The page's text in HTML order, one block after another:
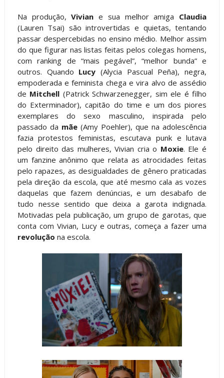
Na produção,Viviane sua melhor amiga Claudia
(Lauren Tsai) são introvertidas e quietas, tentando
passar despercebidas no ensino médio. Melhor assim
do que figurar nas listas feitas pelos colegas homens,
com ranking de “mais pegável”, “melhor bunda” e
outros. Quando Lucy (Alycia Pascual Peña), negra,
empoderada e feminista chega e vira alvo de assédio
de Mitchell (Patrick Schwarzenegger, sim ele é filho
do Exterminador), capitão do time e um dos piores
exemplares do sexo masculino, inspirada pelo
passado da mãe(Amy Poehler), que na adolescência
fazia protestos feministas, escutava punk e lutava
pelo direito das mulheres, Vivian cria o Moxie. Ele é
um fanzine anônimo que relata as atrocidades feitas
pelo rapazes, as desigualdades de gênero praticadas
pela direção da escola, que até mesmo cala as vozes
daquelas que fazem denúncias, e um desabafo de
tudo nesse sentido que deixa a garota indignada.
Motivadas pela publicação, um grupo de garotas, que
conta com Vivian, Lucy e outras, começa a fazer uma
revolução na escola.